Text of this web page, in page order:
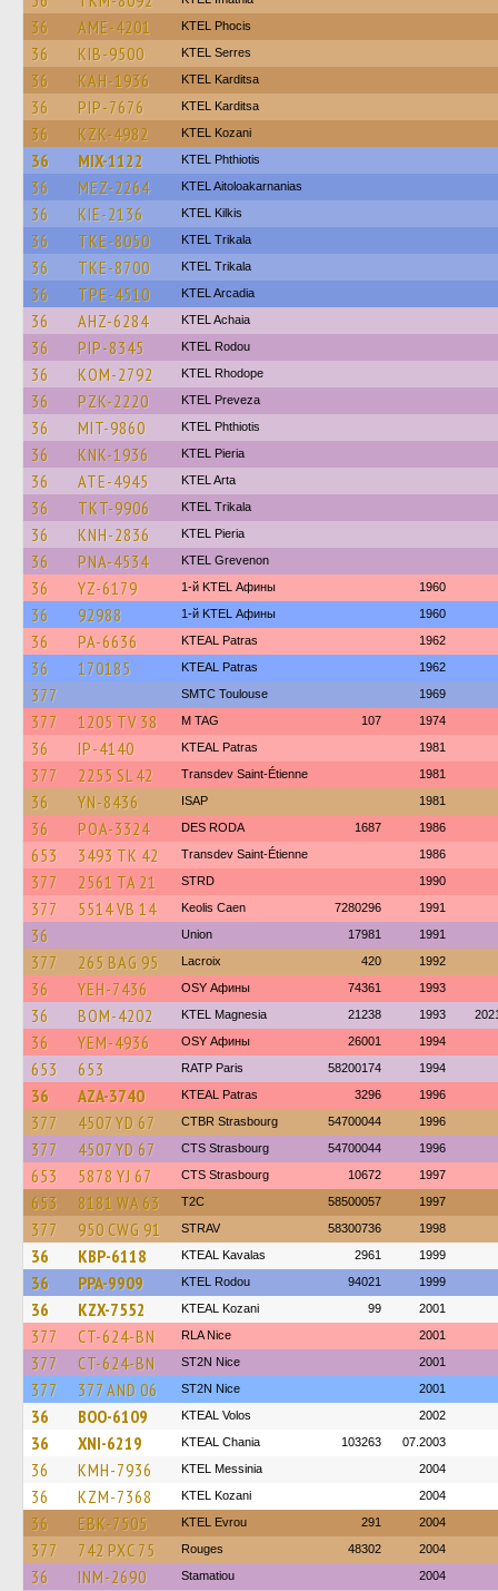
36 AME-4201 ΚΤΕL Phocis
36 KIB-9500 KTEL Serres
36 KAH-1936 ΚΤΕL Karditsa
36 PIP-7676 ΚΤΕL Karditsa
36 KZK-4982 ΚΤΕL Kozani
36 MIX-1122 ΚΤΕL Phthiotis
36 MEZ-2264 KTEL Aitoloakarnanias
36 KIE-2136 KTEL Kilkis
36 TKE-8050 ΚΤΕL Τrikala
36 TKE-8700 ΚΤΕL Τrikala
36 TPE-4510 KTEL Arcadia
36 AHZ-6284 KTEL Achaia
36 PIP-8345 ΚΤΕL Rodou
36 KOM-2792 KTEL Rhodope
36 PZK-2220 KTEL Preveza
36 MIT-9860 ΚΤΕL Phthiotis
36 KNK-1936 KTEL Pieria
36 ATE-4945 KTEL Arta
36 TKT-9906 ΚΤΕL Τrikala
36 KNH-2836 KTEL Pieria
36 PNA-4534 ΚΤΕL Grevenon
36 YZ-6179 1-й KTEL Афины 1960
36 92988 1-й KTEL Афины 1960
36 PA-6636 KTEAL Patras 1962
36 170185 KTEAL Patras 1962
377 SMTC Toulouse 1969
377 1205 TV 38 M TAG 107 1974
36 IP-4140 KTEAL Patras 1981
377 2255 SL 42 Transdev Saint-Étienne 1981
36 YN-8436 ISAP 1981
36 POA-3324 DES RODA 1687 1986
653 3493 TK 42 Transdev Saint-Étienne 1986
377 2561 TA 21 STRD 1990
377 5514 VB 14 Keolis Caen 7280296 1991
36 Union 17981 1991
377 265 BAG 95 Lacroix 420 1992
36 YEH-7436 OSY Афины 74361 1993
36 BOM-4202 ΚΤΕL Magnesia 21238 1993
36 YEM-4936 OSY Афины 26001 1994
653 653 RATP Paris 58200174 1994
36 AZA-3740 KTEAL Patras 3296 1996
377 4507 YD 67 CTBR Strasbourg 54700044 1996
377 4507 YD 67 CTS Strasbourg 54700044 1996
653 5878 YJ 67 CTS Strasbourg 10672 1997
653 8181 WA 63 T2C 58500057 1997
377 950 CWG 91 STRAV 58300736 1998
36 KBP-6118 KTEAL Kavalas 2961 1999
36 PPA-9909 ΚΤΕL Rodou 94021 1999
36 KZX-7552 KTEAL Kozani 99 2001
377 CT-624-BN RLA Nice 2001
377 CT-624-BN ST2N Nice 2001
377 377 AND 06 ST2N Nice 2001
36 BOO-6109 KTEAL Volos 2002
36 XNI-6219 KTEAL Chania 103263 07.2003
36 KMH-7936 KTEL Messinia 2004
36 KZM-7368 ΚΤΕL Kozani 2004
36 EBK-7505 KTEL Evrou 291 2004
377 742 PXC 75 Rouges 48302 2004
36 INM-2690 Stamatiou 2004